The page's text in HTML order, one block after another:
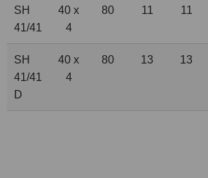
SH
41/41
40 x
4
80 11 11
SH
41/41
D
40 x
4
80 13 13